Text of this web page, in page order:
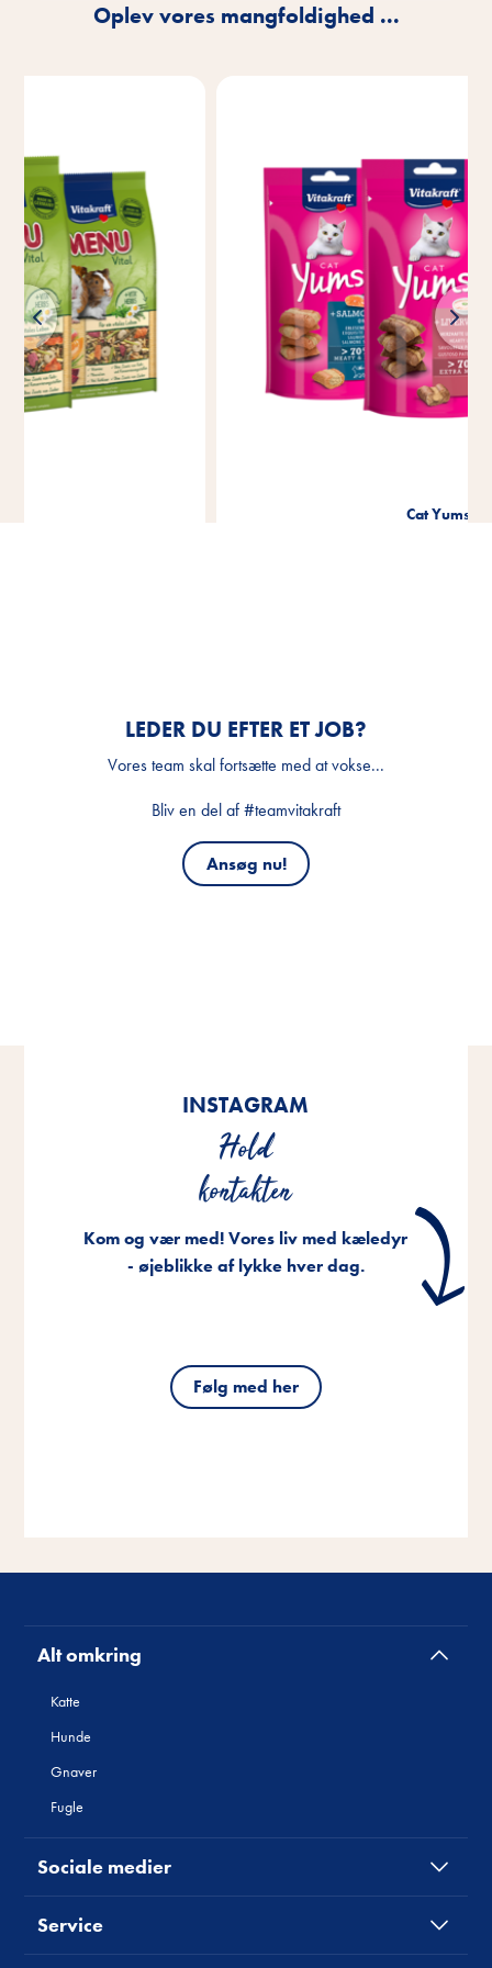
Oplev vores mangfoldighed ...
LEDER DU EFTER ET JOB?
Vores team skal fortsætte med at vokse...
Bliv en del af #teamvitakraft
Ansøg nu!
INSTAGRAM
Hold
kontakten
Kom og vær med! Vores liv med kæledyr
- øjeblikke af lykke hver dag.
Følg med her
Alt omkring
Katte
Hunde
Gnaver
Fugle
Sociale medier
Service